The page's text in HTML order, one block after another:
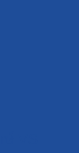
VS